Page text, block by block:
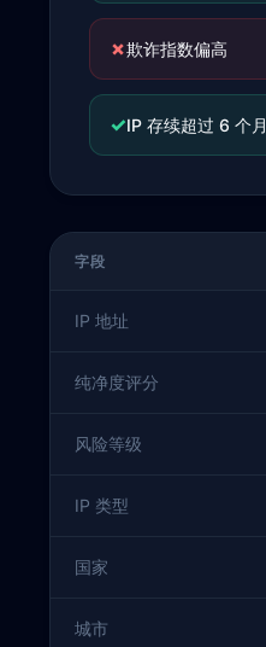
✗欺诈指数偏高
✓IP 存续超过 6 个月
字段
IP 地址
纯净度评分
风险等级
IP 类型
国家
城市